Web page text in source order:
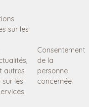
sur les
autres
les
Consentement
de la
personne
concernée